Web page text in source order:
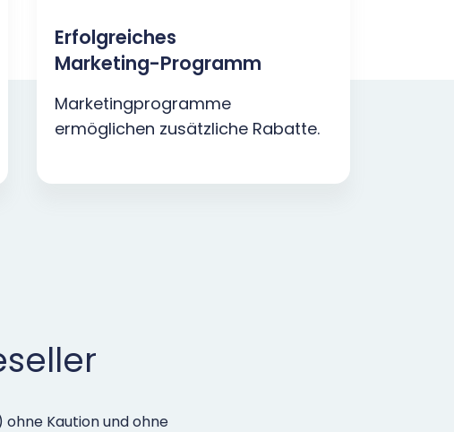
Erfolgreiches
Marketing-Programm
Marketingprogramme
ermöglichen zusätzliche Rabatte.
Kaution und ohne